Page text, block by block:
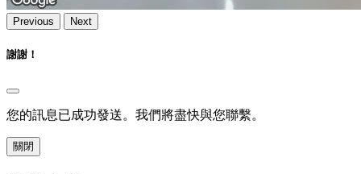
Previous Next
謝謝！
您的訊息已成功發送。我們將盡快與您聯繫。
關閉